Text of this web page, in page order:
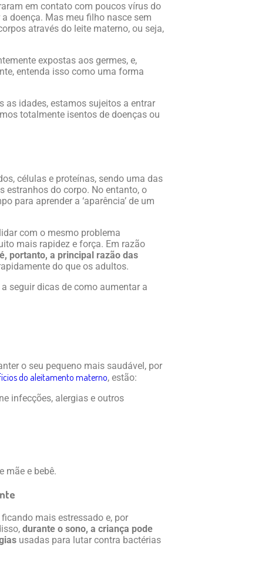
em contato com poucos vírus do
doença. Mas meu filho nasce sem
através do leite materno, ou seja,
expostas aos germes, e,
entenda isso como uma forma
as idades, estamos sujeitos a entrar
totalmente isentos de doenças ou
células e proteínas, sendo uma das
estranhos do corpo. No entanto, o
para aprender a ‘aparência’ de um
com o mesmo problema
mais rapidez e força. Em razão
portanto, a principal razão das
do que os adultos.
seguir dicas de como aumentar a
o seu pequeno mais saudável, por
do aleitamento materno, estão:
infecções, alergias e outros
mãe e bebê.
mais estressado e, por
durante o sono, a criança pode
usadas para lutar contra bactérias